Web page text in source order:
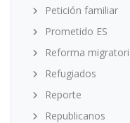
Petición familiar
Prometido ES
Reforma
Refugiados
Reporte
Republicanos